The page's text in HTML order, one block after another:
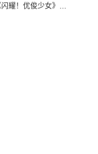
出海首年营收超1亿美元，《闪耀！优俊少女》美国市场占比达七成